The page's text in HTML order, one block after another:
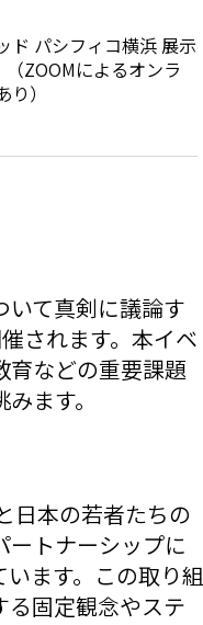
ド パシフィコ横浜 展示
ZOOMによるオンラ
）
て真剣に議論す
されます。本イベ
育などの重要課題
ます。
日本の若者たちの
トナーシップに
ます。この取り組
固定観念やステ